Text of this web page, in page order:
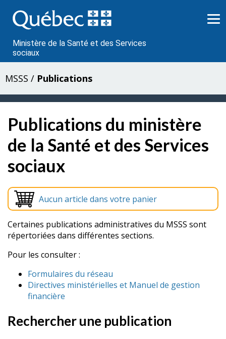
au
contenu
Ministère de la Santé et des Services
sociaux
MSSS / Publications
Publications du ministère
de la Santé et des Services
sociaux
Aucun article dans votre panier
Certaines publications administratives du MSSS sont
répertoriées dans différentes sections.
Pour les consulter :
Formulaires du réseau
Directives ministérielles et Manuel de gestion
financière
Rechercher une publication